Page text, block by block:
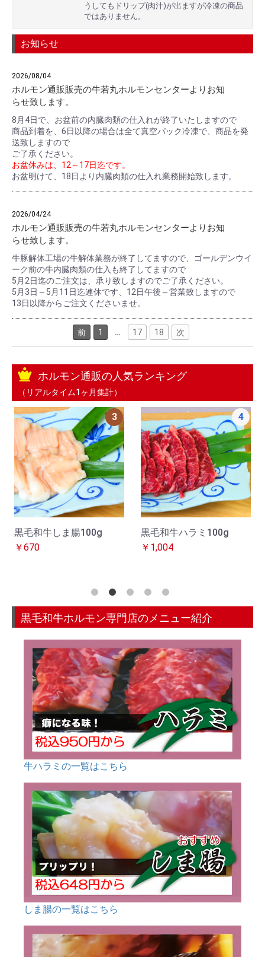
うしてもドリップ(肉汁)が出ますが冷凍の商品
ではありません。
お知らせ
2026/08/04
ホルモン通販販売の牛若丸ホルモンセンターよりお知
らせ致します。
8月4日で、お盆前の内臓肉類の仕入れが終了いたしますので
商品到着を、6日以降の場合は全て真空パック冷凍で、商品を発
送致しますので
ご了承ください。
お盆休みは、12～17日迄です。
お盆明けて、18日より内臓肉類の仕入れ業務開始致します。
2026/04/24
ホルモン通販販売の牛若丸ホルモンセンターよりお知
らせ致します。
牛豚解体工場の牛解体業務が終了してますので、ゴールデンウイ
ーク前の牛内臓肉類の仕入も終了してますので
5月2日迄のご注文は、承り致しますのでご了承ください。
5月3日～5月11日迄連休です、12日午後～営業致しますので
13日以降からご注文くださいませ。
前 1 … 17 18 次
ホルモン通販の人気ランキング
（リアルタイム1ヶ月集計）
黒毛和牛しま腸100g
￥670
3
黒毛和牛ハラミ100g
￥1,004
4
黒毛和牛ホルモン専門店のメニュー紹介
牛ハラミの一覧はこちら
しま腸の一覧はこちら